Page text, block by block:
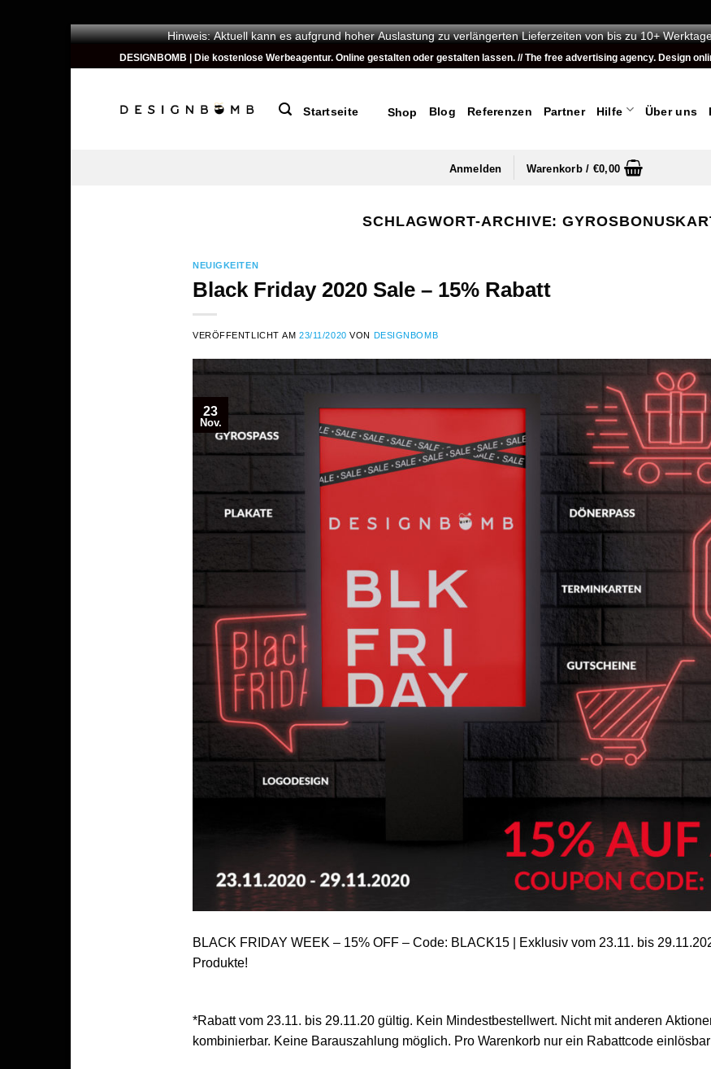
Hinweis: Aktuell kann es aufgrund hoher Auslastung zu verlängerten Lieferzeiten von bis zu 10+
DESIGNBOMB | Die kostenlose Werbeagentur. Online gestalten oder gestalten lassen. // The free advertising agency. Design
Startseite Shop Blog Referenzen Partner Hilfe Über uns
Anmelden Warenkorb / €0,00
SCHLAGWORT-ARCHIVE:
NEUIGKEITEN
Black Friday 2020 Sale – 15% Rabatt
VERÖFFENTLICHT AM23/11/2020 VON DESIGNBOMB
23
Nov.
BLACK FRIDAY WEEK – 15% OFF – Code: BLACK15 | Exklusiv vom 23.11. bis
Produkte!
*Rabatt vom 23.11. bis 29.11.20 gültig. Kein Mindestbestellwert. Nicht mit anderen
kombinierbar. Keine Barauszahlung möglich. Pro Warenkorb nur ein Rabattcode einlösbar